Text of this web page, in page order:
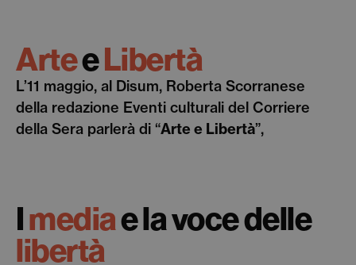
ArteeLibertà
L’11 maggio, al Disum, Roberta Scorranese
della redazione Eventi culturali del Corriere
della Sera parlerà di “Arte e Libertà”,
Imediae la vocedelle
libertà